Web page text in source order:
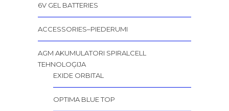
6V GEL BATTERIES
ACCESSORIES–PIEDERUMI
AGM AKUMULATORI SPIRALCELL
TEHNOLOĢIJA
EXIDE ORBITAL
OPTIMA BLUE TOP